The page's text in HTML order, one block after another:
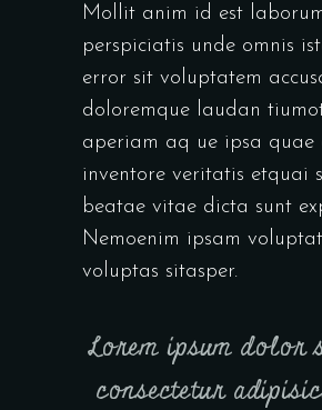
Mollit anim id est
perspiciatis unde omnis
error sit voluptatem
doloremque laudan
aperiam aq ue ipsa quae
inventore veritatis etquai
beatae vitae dicta sunt
Nemoenim ipsam
voluptas sitasper.
Lorem ipsum dolor
consectetur